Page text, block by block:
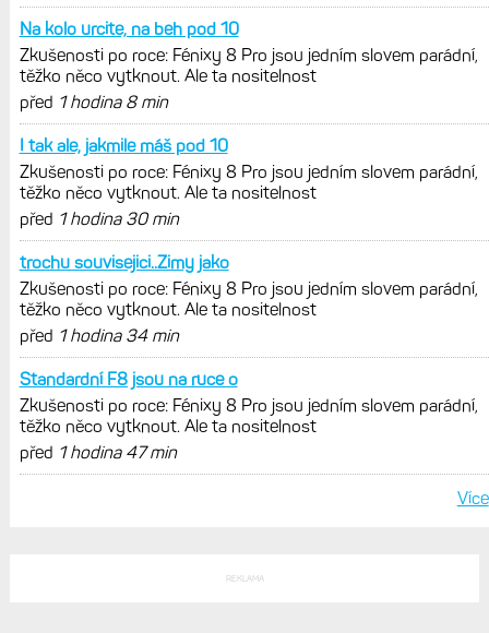
Garmin poprvé překonal hranici
300 dolarů. Cena akcií za devět
měsíců výrazně vzrostla
Elektrokola s motorem Bosch se
konečně mohou propojit s Garminem.
Zatím ale jen s Edge
Model Fénix 9 ve třech variantách.
Základ, Pro a inReach. Přijde i menší
verze 43 mm a také solární MIP